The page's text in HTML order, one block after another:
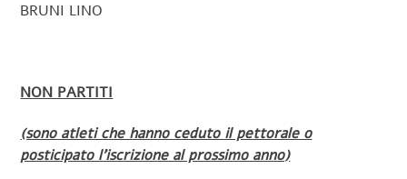
BRUNI LINO
NON PARTITI
(sono atleti che hanno ceduto il pettorale o
posticipato l’iscrizione al prossimo anno)